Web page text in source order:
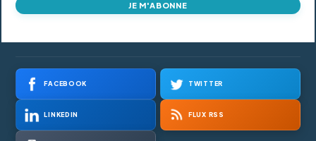
JE M'ABONNE
FACEBOOK TWITTER
LINKEDIN FLUX RSS